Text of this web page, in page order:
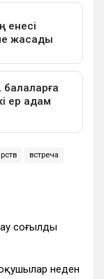
встреча
соғылды
неден